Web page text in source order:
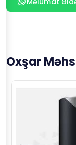
Oxşar